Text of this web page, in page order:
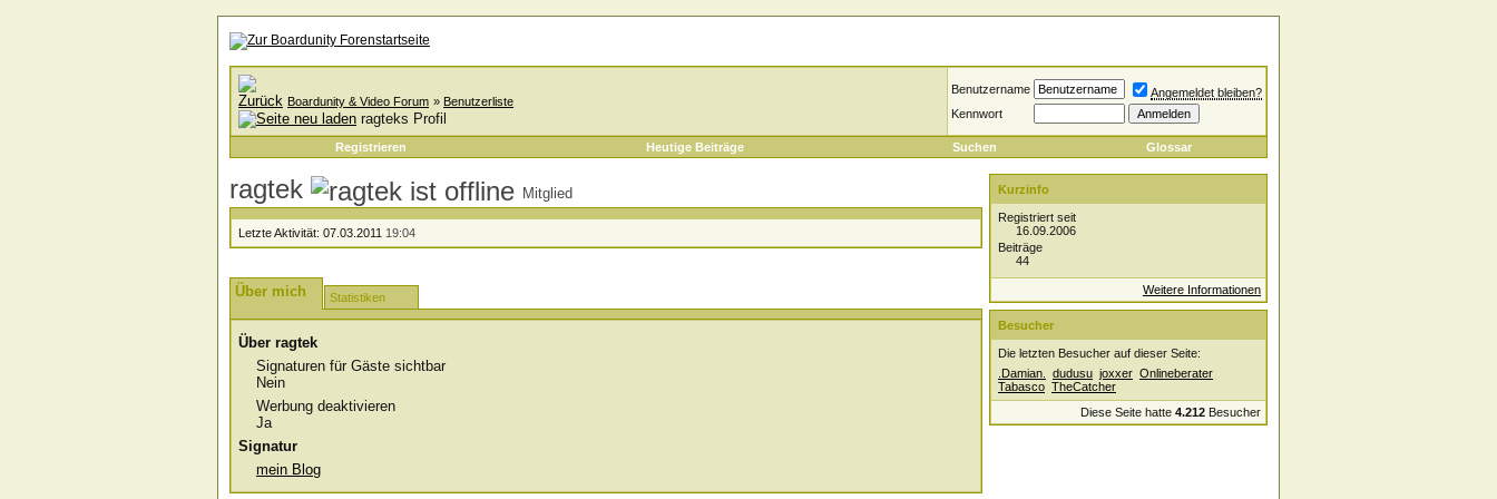
Boardunity & Video Forum » Benutzerliste
ragteks Profil
Benutzername
Angemeldet bleiben?
Kennwort
Registrieren Heutige Beiträge Suchen Glossar
ragtek Mitglied
Letzte Aktivität: 07.03.2011 19:04
Über mich Statistiken
Über ragtek
Signaturen für Gäste sichtbar
Nein
Werbung deaktivieren
Ja
Signatur
mein Blog
Kurzinfo
Registriert seit
16.09.2006
Beiträge
44
Weitere Informationen
Besucher
Die letzten Besucher auf dieser Seite:
.Damian.
dudusu joxxer Onlineberater
Tabasco TheCatcher
Diese Seite hatte 4.212 Besucher